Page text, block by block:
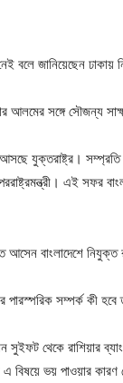
বলে জানিয়েছেন ঢাকায়
আলমের সঙ্গে সৌজন্য
যুক্তরাষ্ট্র। সম্প্রতি
এই সফর
আসেন বাংলাদেশে নিযুক্ত
পারস্পরিক সম্পর্ক কী
থেকে রাশিয়ার
বিষয়ে ভয় পাওয়ার কারণ